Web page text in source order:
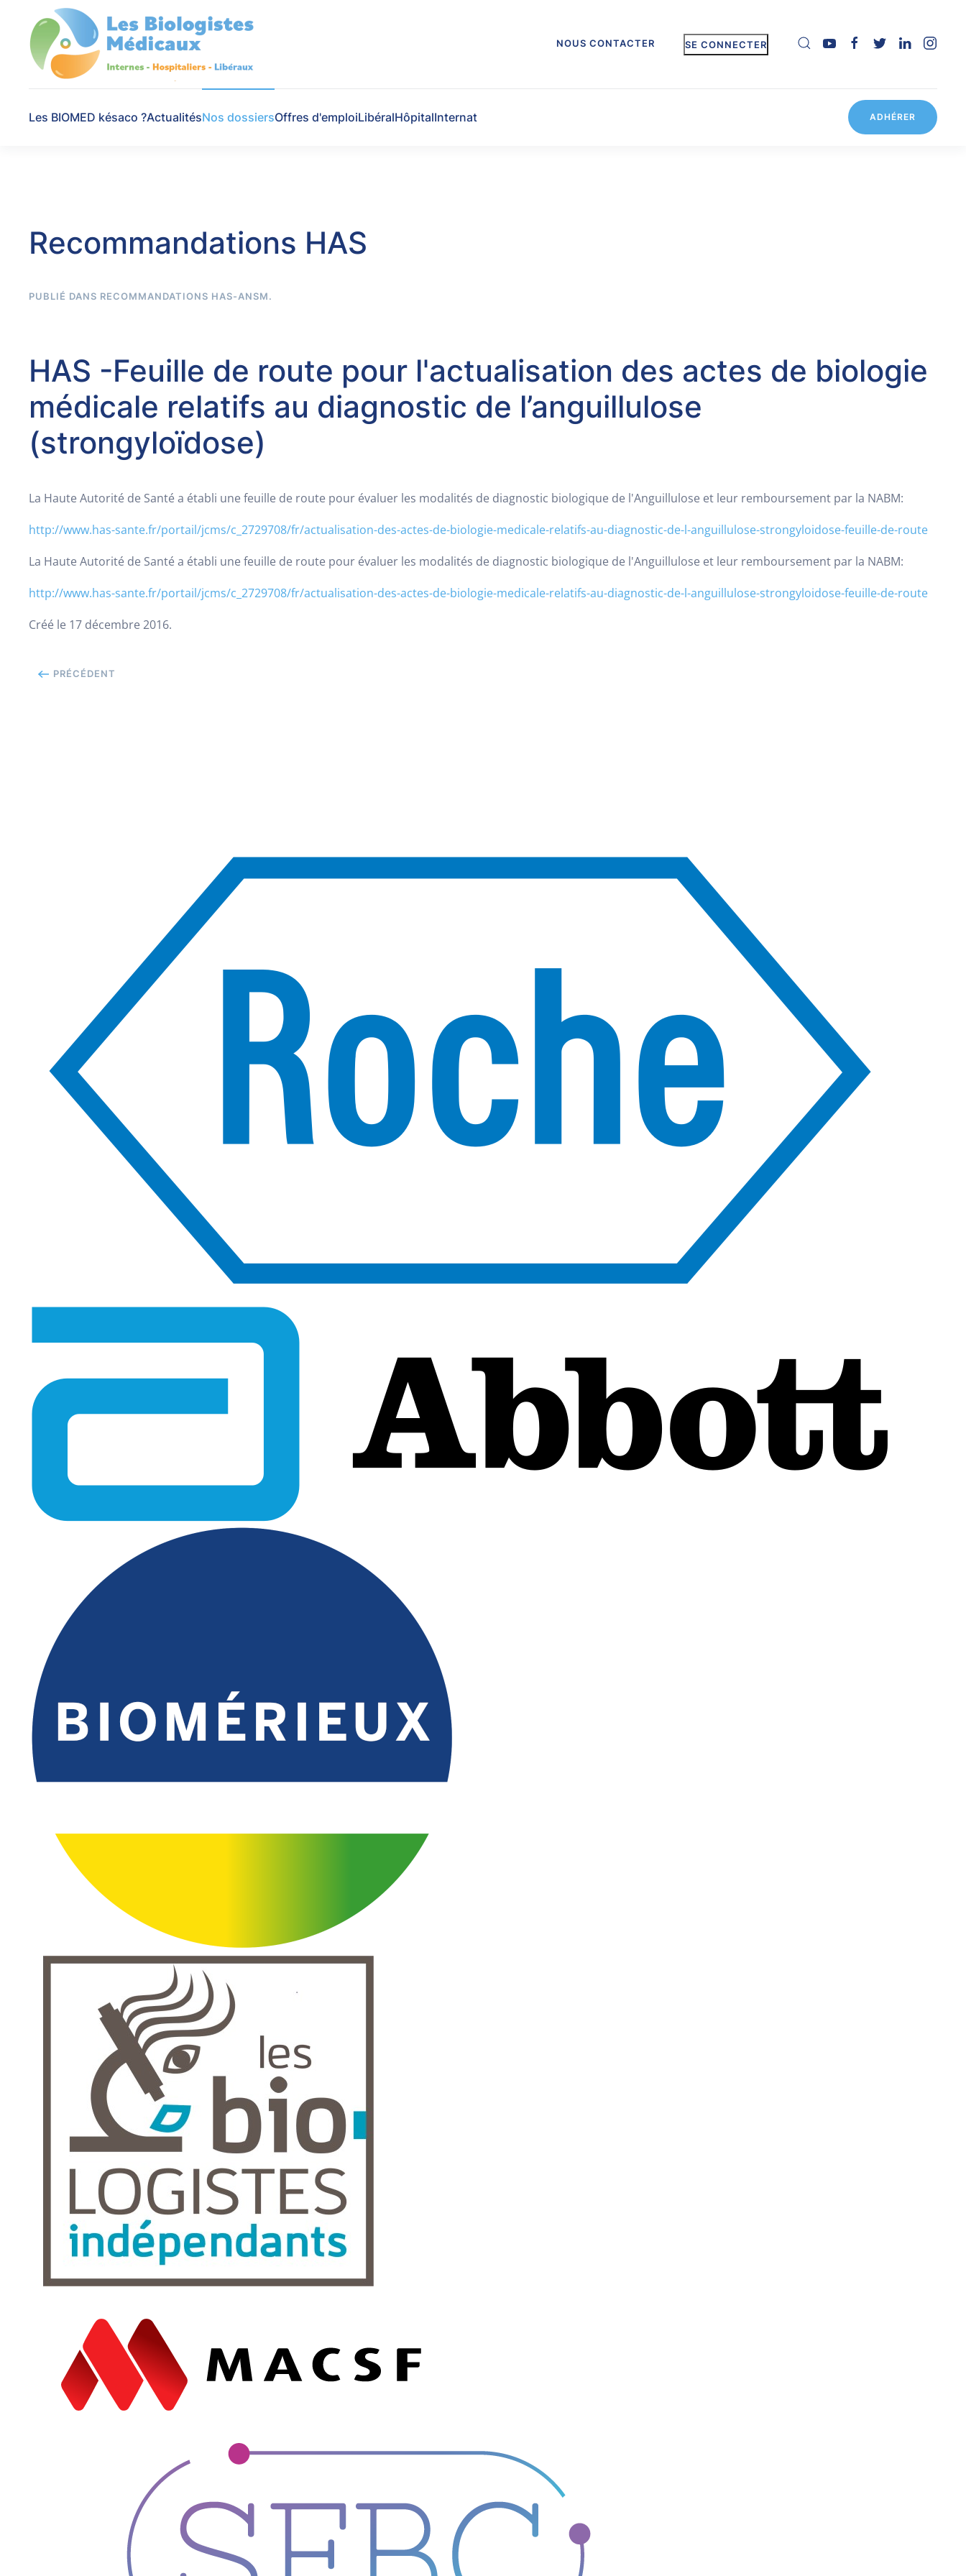
Skip to main content NOUS CONTACTER SE CONNECTER
Les BIOMED késaco ?ActualitésNos dossiersOffres d'emploiLibéralHôpitalInternat ADHÉRER
Recommandations HAS
PUBLIÉ DANS RECOMMANDATIONS HAS-ANSM.
HAS -Feuille de route pour l'actualisation des actes de biologie
médicale relatifs au diagnostic de l’anguillulose
(strongyloïdose)
La Haute Autorité de Santé a établi une feuille de route pour évaluer les modalités de diagnostic biologique de l'Anguillulose et leur remboursement par la NABM:
http://www.has-sante.fr/portail/jcms/c_2729708/fr/actualisation-des-actes-de-biologie-medicale-relatifs-au-diagnostic-de-l-anguillulose-strongyloidose-feuille-de-route
La Haute Autorité de Santé a établi une feuille de route pour évaluer les modalités de diagnostic biologique de l'Anguillulose et leur remboursement par la NABM:
http://www.has-sante.fr/portail/jcms/c_2729708/fr/actualisation-des-actes-de-biologie-medicale-relatifs-au-diagnostic-de-l-anguillulose-strongyloidose-feuille-de-route
Créé le 17 décembre 2016.
PRÉCÉDENT